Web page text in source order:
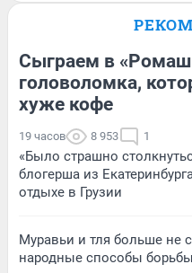
Сыграем в
головоломка,
хуже кофе
19 часов 8 953 1
«Было страшно
блогерша из
отдыхе в Грузии
Муравьи и тля больше не
народные способы